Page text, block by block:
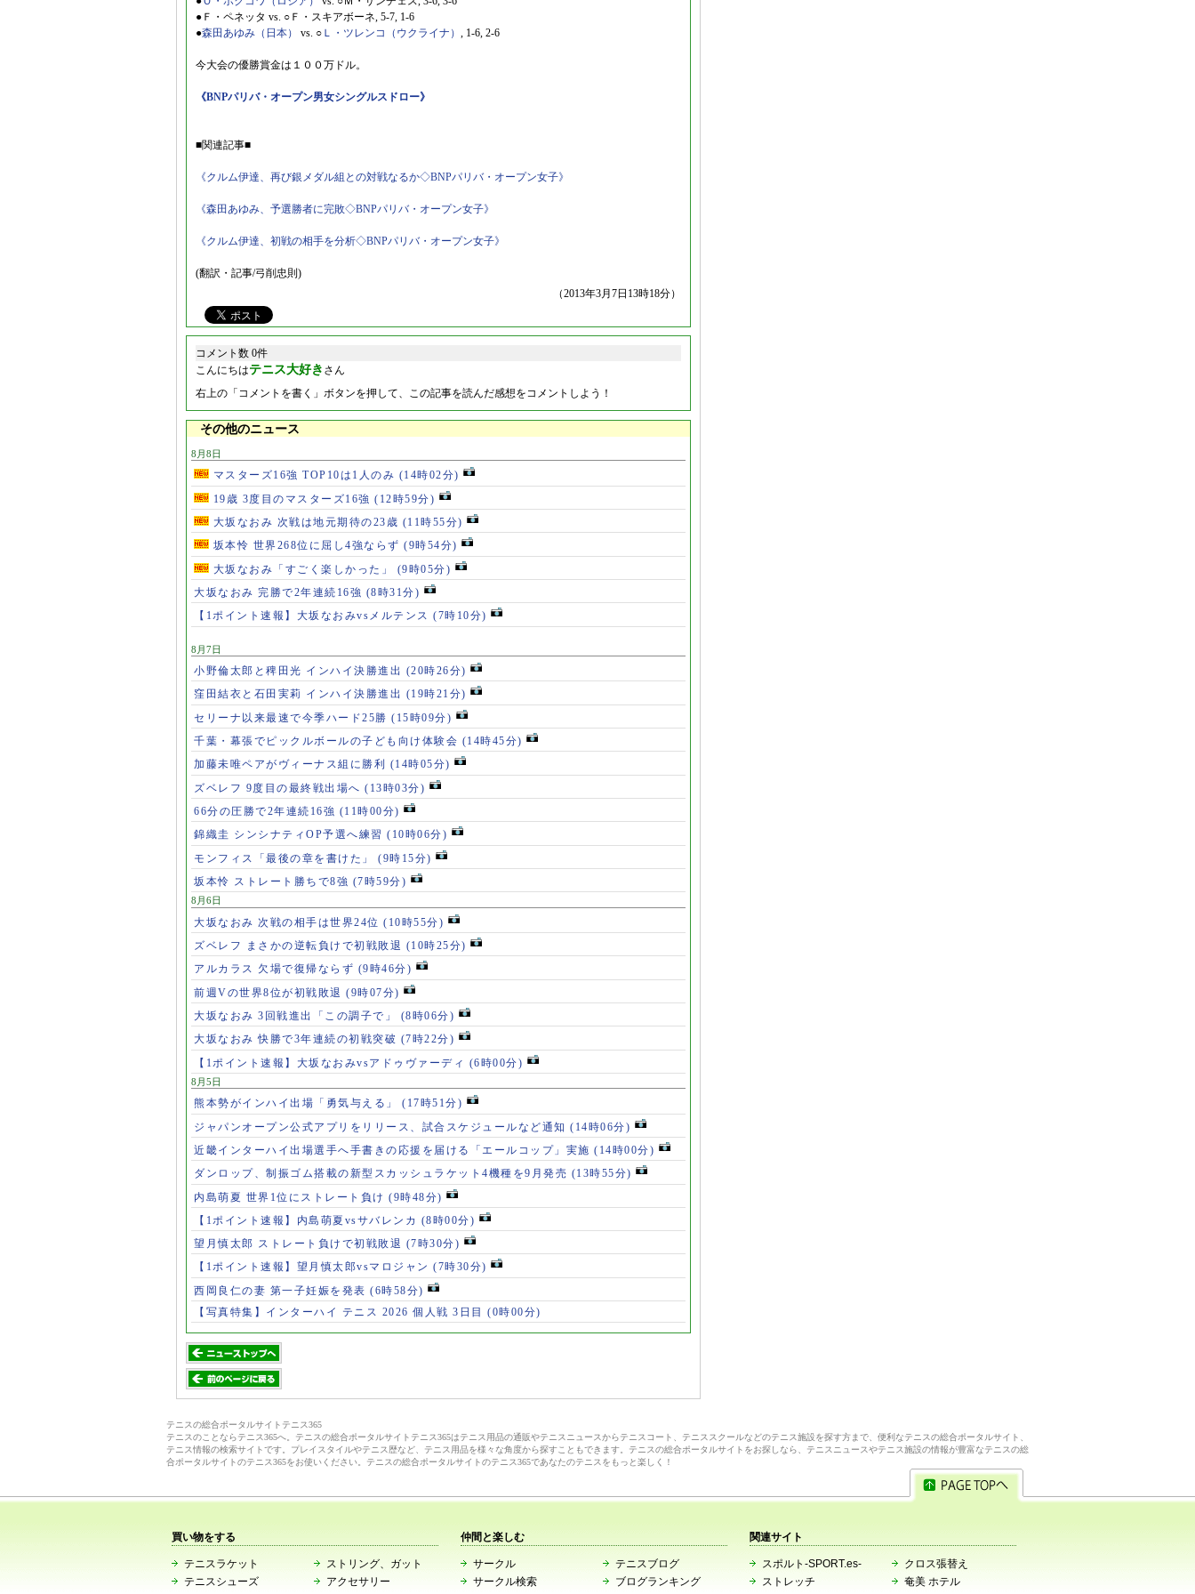
●Ｆ・ペネッタ vs. ○Ｆ・スキアボーネ, 5-7, 1-6
●森田あゆみ（日本） vs. ○ Ｌ・ツレンコ（ウクライナ） , 1-6, 2-6
今大会の優勝賞金は１００万ドル。
《BNPパリバ・オープン男女シングルスドロー》
■関連記事■
《クルム伊達、再び銀メダル組との対戦なるか◇BNPパリバ・オープン女子》
《森田あゆみ、予選勝者に完敗◇BNPパリバ・オープン女子》
《クルム伊達、初戦の相手を分析◇BNPパリバ・オープン女子》
(翻訳・記事/弓削忠則)
（2013年3月7日13時18分）
コメント数 0件
こんにちはテニス大好き さん
右上の「コメントを書く」ボタンを押して、この記事を読んだ感想をコメントしよう！
その他のニュース
8月8日
マスターズ16強 TOP10は1人のみ (14時02分)
19歳 3度目のマスターズ16強 (12時59分)
大坂なおみ 次戦は地元期待の23歳 (11時55分)
坂本怜 世界268位に屈し4強ならず (9時54分)
大坂なおみ「すごく楽しかった」 (9時05分)
大坂なおみ 完勝で2年連続16強 (8時31分)
【1ポイント速報】大坂なおみvsメルテンス (7時10分)
8月7日
小野倫太郎と稗田光 インハイ決勝進出 (20時26分)
窪田結衣と石田実莉 インハイ決勝進出 (19時21分)
セリーナ以来最速で今季ハード25勝 (15時09分)
千葉・幕張でピックルボールの子ども向け体験会 (14時45分)
加藤未唯ペアがヴィーナス組に勝利 (14時05分)
ズベレフ 9度目の最終戦出場へ (13時03分)
66分の圧勝で2年連続16強 (11時00分)
錦織圭 シンシナティOP予選へ練習 (10時06分)
モンフィス「最後の章を書けた」 (9時15分)
坂本怜 ストレート勝ちで8強 (7時59分)
8月6日
大坂なおみ 次戦の相手は世界24位 (10時55分)
ズベレフ まさかの逆転負けで初戦敗退 (10時25分)
アルカラス 欠場で復帰ならず (9時46分)
前週Vの世界8位が初戦敗退 (9時07分)
大坂なおみ 3回戦進出「この調子で」 (8時06分)
大坂なおみ 快勝で3年連続の初戦突破 (7時22分)
【1ポイント速報】大坂なおみvsアドゥヴァーディ (6時00分)
8月5日
熊本勢がインハイ出場「勇気与える」 (17時51分)
ジャパンオープン公式アプリをリリース、試合スケジュールなど通知 (14時06分)
近畿インターハイ出場選手へ手書きの応援を届ける「エールコップ」実施 (14時00分)
ダンロップ、制振ゴム搭載の新型スカッシュラケット4機種を9月発売 (13時55分)
内島萌夏 世界1位にストレート負け (9時48分)
【1ポイント速報】内島萌夏vsサバレンカ (8時00分)
望月慎太郎 ストレート負けで初戦敗退 (7時30分)
【1ポイント速報】望月慎太郎vsマロジャン (7時30分)
西岡良仁の妻 第一子妊娠を発表 (6時58分)
【写真特集】インターハイ テニス 2026 個人戦 3日目 (0時00分)
テニスの総合ポータルサイトテニス365
テニスのことならテニス365へ。テニスの総合ポータルサイトテニス365はテニス用品の通販やテニスニュースからテニスコート、テニススクールなどのテニス施設を探す方まで、便利なテニスの総合ポータルサイト、
テニス情報の検索サイトです。プレイスタイルやテニス歴など、テニス用品を様々な角度から探すこともできます。テニスの総合ポータルサイトをお探しなら、テニスニュースやテニス施設の情報が豊富なテニスの総
合ポータルサイトのテニス365をお使いください。テニスの総合ポータルサイトのテニス365であなたのテニスをもっと楽しく！
買い物をする
テニスラケット
テニスシューズ
ストリング、ガット
アクセサリー
仲間と楽しむ
サークル
サークル検索
テニスブログ
ブログランキング
関連サイト
スポルト-SPORT.es-
ストレッチ
クロス張替え
奄美 ホテル